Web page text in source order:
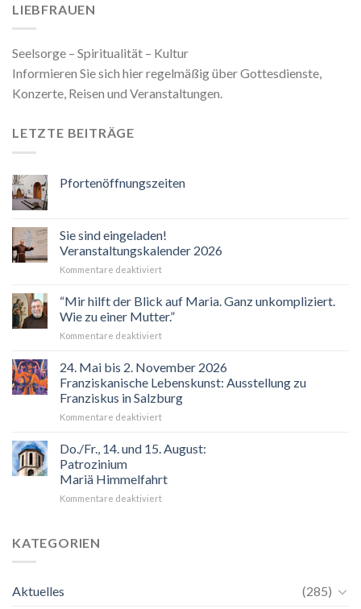
LIEBFRAUEN
Seelsorge – Spiritualität – Kultur
Informieren Sie sich hier regelmäßig über Gottesdienste,
Konzerte, Reisen und Veranstaltungen.
LETZTE BEITRÄGE
Pfortenöffnungszeiten
Sie sind eingeladen!
Veranstaltungskalender 2026
Kommentare deaktiviertfür
sind
eingeladen!
Veranstaltungskalender
2026
“Mir hilft der Blick auf Maria. Ganz unkompliziert.
Wie zu einer Mutter.”
Kommentare deaktiviertfür
hilft
der
Blick
auf
Maria.
unkompliziert.
einer
Mutter.”
24. Mai bis 2. November 2026
Franziskanische Lebenskunst: Ausstellung zu
Franziskus in Salzburg
Kommentare deaktiviertfür
Mai
bis
November
2026
Do./Fr., 14. und 15. August:
Patrozinium
Mariä Himmelfahrt
Kommentare deaktiviertfür
KATEGORIEN
Aktuelles
(285)